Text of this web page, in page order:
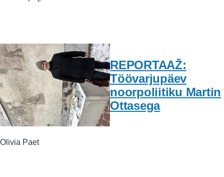
REPORTAAŽ:
Töövarjupäev
noorpoliitiku Martin
Ottasega
Olivia Paet